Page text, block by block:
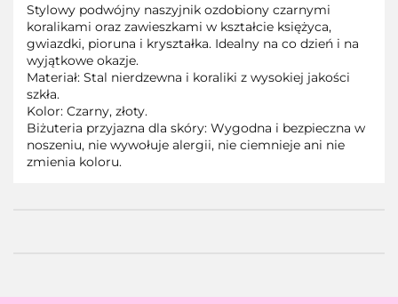
Stylowy podwójny naszyjnik ozdobiony czarnymi
koralikami oraz zawieszkami w kształcie księżyca,
gwiazdki, pioruna i kryształka. Idealny na co dzień i na
wyjątkowe okazje.
Materiał: Stal nierdzewna i koraliki z wysokiej jakości
szkła.
Kolor: Czarny, złoty.
Biżuteria przyjazna dla skóry: Wygodna i bezpieczna w
noszeniu, nie wywołuje alergii, nie ciemnieje ani nie
zmienia koloru.